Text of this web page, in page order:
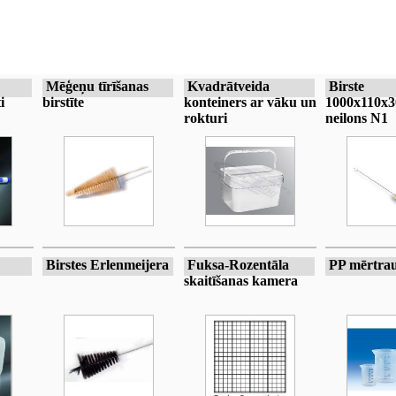
Mēģeņu tīrīšanas
birstīte
Kvadrātveida
konteiners ar vāku un
rokturi
Birste
neilons N1
Birstes Erlenmeijera
Fuksa-Rozentāla
skaitīšanas kamera
PP